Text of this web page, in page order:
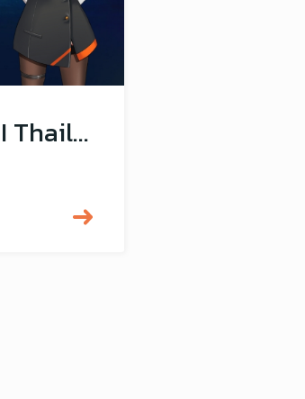
พบกับแสนดีได้ที่งาน “AI Thailand Forum 2024”